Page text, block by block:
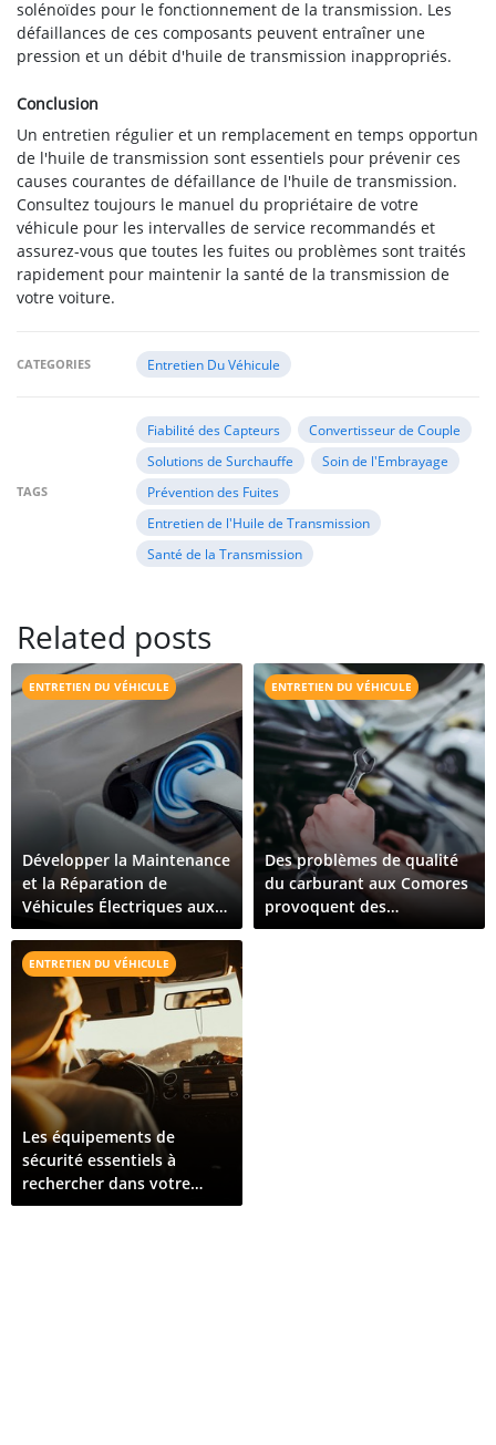
solénoïdes pour le fonctionnement de la transmission. Les
défaillances de ces composants peuvent entraîner une
pression et un débit d'huile de transmission inappropriés.
Conclusion
Un entretien régulier et un remplacement en temps opportun
de l'huile de transmission sont essentiels pour prévenir ces
causes courantes de défaillance de l'huile de transmission.
Consultez toujours le manuel du propriétaire de votre
véhicule pour les intervalles de service recommandés et
assurez-vous que toutes les fuites ou problèmes sont traités
rapidement pour maintenir la santé de la transmission de
votre voiture.
CATEGORIES Entretien Du Véhicule
TAGS
Fiabilité des Capteurs
Convertisseur de Couple
Solutions de Surchauffe
Soin de l'Embrayage
Prévention des Fuites
Entretien de l'Huile de Transmission
Santé de la Transmission
Related posts
ENTRETIEN DU VÉHICULE
Développer la Maintenance
et la Réparation de
Véhicules Électriques aux
Comores : Ce Qu'il Faut
Pour Croître
ENTRETIEN DU VÉHICULE
Des problèmes de qualité
du carburant aux Comores
provoquent des
dysfonctionnements de
ENTRETIEN DU VÉHICULE
Les équipements de
sécurité essentiels à
rechercher dans votre
prochain véhicule